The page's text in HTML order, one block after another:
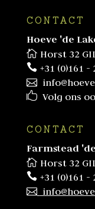
CONTACT
Hoeve 'de
Horst 32
+31 (0)161 -
Volg ons
CONTACT
Farmstead
Horst 32
+31 (0)161 -